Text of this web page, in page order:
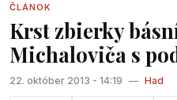
hudobno-básnických
účastný... O to s väčšou zvedavosťou som načúval CD
„krúžku“len čo mi ho doručil
som bol z jeho obsahu trocha
ČLÁNOK
Krst zbierky
Michaloviča s
22. október 2013 - 14:19 — Had